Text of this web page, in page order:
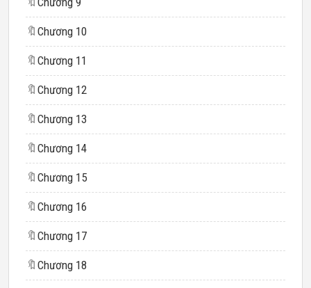
🔖 Chương 10
🔖 Chương 11
🔖 Chương 12
🔖 Chương 13
🔖 Chương 14
🔖 Chương 15
🔖 Chương 16
🔖 Chương 17
🔖 Chương 18